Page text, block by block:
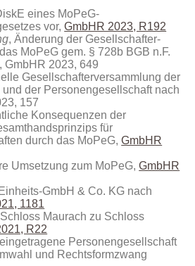
eines MoPeG-
vor,GmbHR 2023, R192
, Änderung der Gesellschafter-
MoPeG gem. § 728b BGB n.F.
GmbHR 2023, 649
Gesellschafterversammlung der
der Personengesellschaft nach
157
Konsequenzen der
für
durch das MoPeG,GmbHR
Umsetzung zum MoPeG,GmbHR
GmbH & Co. KG nach
1181
Maurach zu Schloss
R22
Personengesellschaft
und Rechtsformzwang